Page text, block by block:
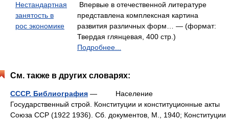
Нестандартная
занятость в
рос экономике
Впервые в отечественной литературе
представлена комплексная картина
развития различных форм… — (формат:
Твердая глянцевая, 400 стр.)
Подробнее...
См. также в других словарях:
СССР. Библиография — Население
Государственный строй. Конституции и конституционные акты
Союза ССР (1922 1936). Сб. документов, М., 1940; Конституции